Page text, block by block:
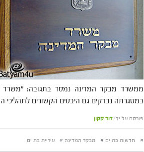
ממשרד מבקר המדינה נמסר בתגובה: "משרד
במסגרתה נבדקים גם היבטים הקשורים לתהליכי
פורסם על ידי דוד קקון
# חדשות בת ים # מבקר המדינה # עיריית בת ים